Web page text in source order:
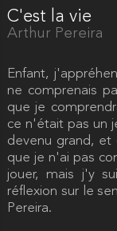
C'est la vie
Arthur Pereira
Enfant,
ne comprenais
que je
ce n'était pas un
devenu grand,
que je n'ai pas
jouer, mais j'y
réflexion sur le
Pereira.